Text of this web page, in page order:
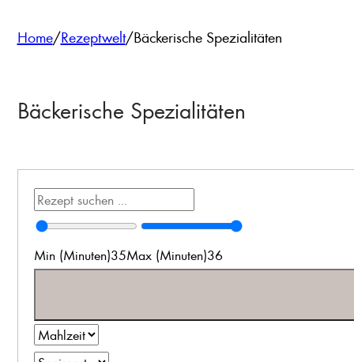
Home/Rezeptwelt/Bäckerische Spezialitäten
Bäckerische Spezialitäten
Min (Minuten)35Max (Minuten)36